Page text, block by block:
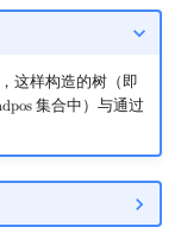
这样构造的树（即
dpos 集合中）与通过